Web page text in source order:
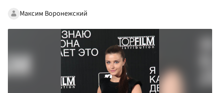
Максим Воронежский